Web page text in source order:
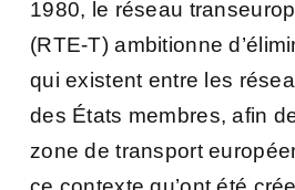
1980, le réseau
(RTE-T) ambitionne
qui existent entre les
des États membres, afin
zone de transport